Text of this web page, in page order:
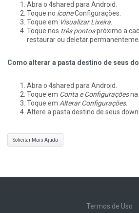
Abra o 4shared para Android.
Toque no íconeConfigurações.
Toque em Visualizar Lixeira.
Toque nos três pontospróximo a
restaurar ou deletar
Como alterar a pasta destino de seus
Abra o 4shared para Android.
Toque em Conta e Configuraçõesna
Toque em Alterar Configurações.
Altere a pasta destino de seus
Solicitar Mais Ajuda
Termos de Uso